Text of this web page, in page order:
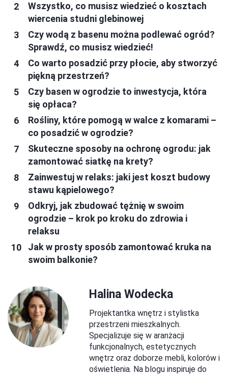
Wszystko, co musisz wiedzieć o kosztach
wiercenia studni glebinowej
Czy wodą z basenu można podlewać ogród?
Sprawdź, co musisz wiedzieć!
Co warto posadzić przy płocie, aby stworzyć
piękną przestrzeń?
Czy basen w ogrodzie to inwestycja, która
się opłaca?
Rośliny, które pomogą w walce z komarami –
co posadzić w ogrodzie?
Skuteczne sposoby na ochronę ogrodu: jak
zamontować siatkę na krety?
Zainwestuj w relaks: jaki jest koszt budowy
stawu kąpielowego?
Odkryj, jak zbudować tężnię w swoim
ogrodzie – krok po kroku do zdrowia i
relaksu
Jak w prosty sposób zamontować kruka na
swoim balkonie?
Halina Wodecka
Projektantka wnętrz i stylistka
przestrzeni mieszkalnych.
Specjalizuje się w aranżacji
funkcjonalnych, estetycznych
wnętrz oraz doborze mebli, kolorów i
oświetlenia. Na blogu inspiruje do